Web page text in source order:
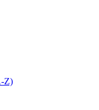
Z)